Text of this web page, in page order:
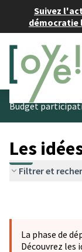
Suivez
démocratie
Budget
Les
Filtrer et
La phase de
Découvrez les